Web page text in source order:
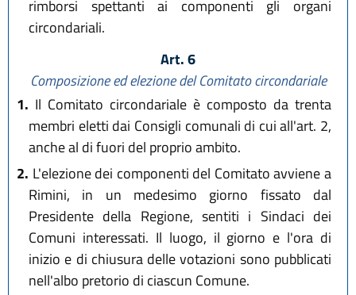
rimborsi spettanti ai componenti gli organi
circondariali.
Art. 6
Composizione ed elezione del Comitato circondariale
1. Il Comitato circondariale è composto da trenta
membri eletti dai Consigli comunali di cui all'art. 2,
anche al di fuori del proprio ambito.
2. L'elezione dei componenti del Comitato avviene a
Rimini, in un medesimo giorno fissato dal
Presidente della Regione, sentiti i Sindaci dei
Comuni interessati. Il luogo, il giorno e l'ora di
inizio e di chiusura delle votazioni sono pubblicati
nell'albo pretorio di ciascun Comune.